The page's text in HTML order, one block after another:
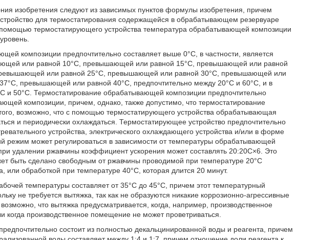
изобретения следуют из зависимых пунктов формулы изобретения, причем
для термостатирования содержащейся в обрабатывающем резервуаре
термостатирующего устройства температура обрабатывающей композиции
композиции предпочтительно составляет выше 0°С, в частности, является
или равной 10°С, превышающей или равной 15°С, превышающей или равной
или равной 25°С, превышающей или равной 30°С, превышающей или
превышающей или равной 40°С, предпочтительно между 20°С и 60°С, и в
и 50°С. Термостатирование обрабатывающей композиции предпочтительно
композиции, причем, однако, также допустимо, что термостатирование
возможно, что с помощью термостатирующего устройства обрабатывающая
и периодически охлаждаться. Термостатирующее устройство предпочтительно
устройства, электрического охлаждающего устройства и/или в форме
режим может регулироваться в зависимости от температуры обрабатывающей
удалении ржавчины коэффициент ускорения может составлять 20:20С×6. Это
быть сделано свободным от ржавчины проводимой при температуре 20°С
или обработкой при температуре 40°С, которая длится 20 минут.
температуры составляет от 35°С до 45°С, причем этот температурный
не требуется вытяжка, так как не образуются никакие коррозионно-агрессивные
что вытяжка предусматривается, когда, например, производственное
производственное помещение не может проветриваться.
состоит из полностью декальцинированной воды и реагента, причем